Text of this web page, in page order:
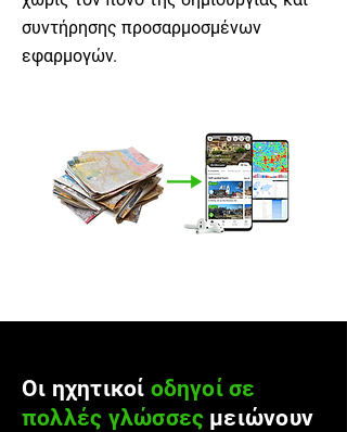
συντήρησης προσαρμοσμένων
εφαρμογών.
Οι ηχητικοί οδηγοί σε
πολλές γλώσσες μειώνουν